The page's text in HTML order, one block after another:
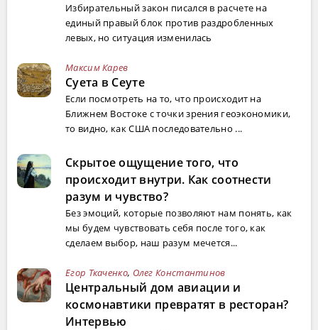
Избирательный закон писался в расчете на
единый правый блок против раздробленных
левых, но ситуация изменилась
Максим Карев
Суета в Сеуте
Если посмотреть на то, что происходит на
Ближнем Востоке с точки зрения геоэкономики,
то видно, как США последовательно ...
Скрытое ощущение того, что
происходит внутри. Как соотнести
разум и чувство?
Без эмоций, которые позволяют нам понять, как
мы будем чувствовать себя после того, как
сделаем выбор, наш разум мечется...
Егор Ткаченко, Олег Константинов
Центральный дом авиации и
космонавтики превратят в ресторан?
Интервью